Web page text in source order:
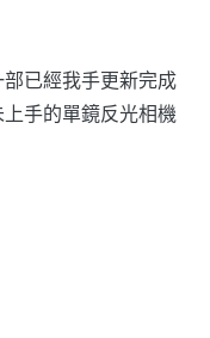
已經我手更新完成
手的單鏡反光相機